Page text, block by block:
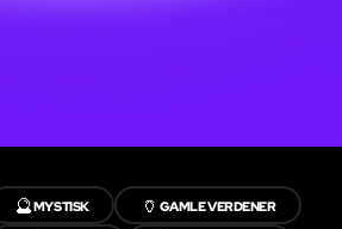
🔮MYSTISK 🏺 GAMLE VERDENER